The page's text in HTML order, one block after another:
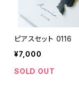
ブレスレット
指輪
option
ピアスセット 0116
¥7,000
SOLD OUT